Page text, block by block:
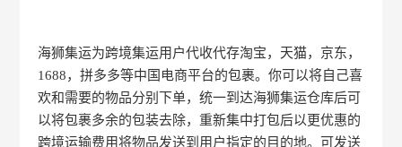
海狮集运为跨境集运用户代收代存淘宝，天猫，京东，
1688，拼多多等中国电商平台的包裹。你可以将自己喜
欢和需要的物品分别下单，统一到达海狮集运仓库后可
以将包裹多余的包装去除，重新集中打包后以更优惠的
跨境运输费用将物品发送到用户指定的目的地。可发送